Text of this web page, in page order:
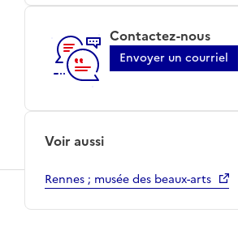
Contactez-nous
Envoyer un courriel
Voir aussi
Rennes ; musée des beaux-arts